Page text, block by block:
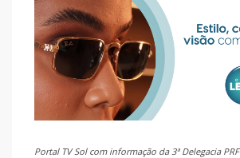
Portal TV Sol com informação da 3ª Delegacia PRF